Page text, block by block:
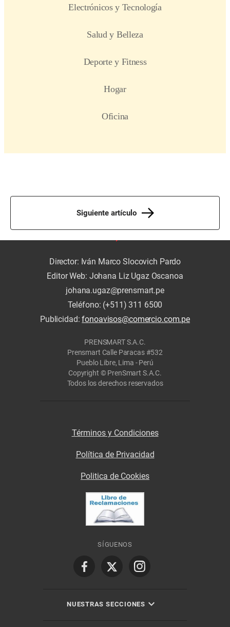
Siguiente artículo
Director: Iván Marco Slocovich Pardo
Editor Web: Johana Liz Ugaz Oscanoa
johana.ugaz@prensmart.pe
Teléfono: (+511) 311 6500
Publicidad:fonoavisos@comercio.com.pe
PRENSMART S.A.C.
Prensmart Calle Paracas #532
Pueblo Libre, Lima - Perú
Copyright © PrenSmart S.A.C.
Todos los derechos reservados
Términos y Condiciones
Política de Privacidad
Politica de Cookies
SÍGUENOS
NUESTRAS SECCIONES